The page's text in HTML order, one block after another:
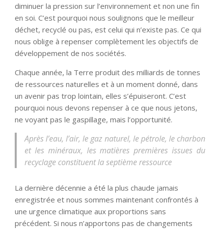
diminuer la pression sur l’environnement et non une fin
en soi. C’est pourquoi nous soulignons que le meilleur
déchet, recyclé ou pas, est celui qui n’existe pas. Ce qui
nous oblige à repenser complètement les objectifs de
développement de nos sociétés.
Chaque année, la Terre produit des milliards de tonnes
de ressources naturelles et à un moment donné, dans
un avenir pas trop lointain, elles s’épuiseront. C’est
pourquoi nous devons repenser à ce que nous jetons,
ne voyant pas le gaspillage, mais l’opportunité.
Après l’eau, l’air, le gaz naturel, le pétrole, le charbon
et les minéraux, les matières premières issues du
recyclage constituent la septième ressource
La dernière décennie a été la plus chaude jamais
enregistrée et nous sommes maintenant confrontés à
une urgence climatique aux proportions sans
précédent. Si nous n’apportons pas de changements